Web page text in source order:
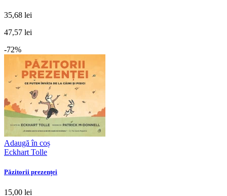
35,68 lei
47,57 lei
-72%
Adaugă în coș
Eckhart Tolle
Păzitorii prezenței
15,00 lei